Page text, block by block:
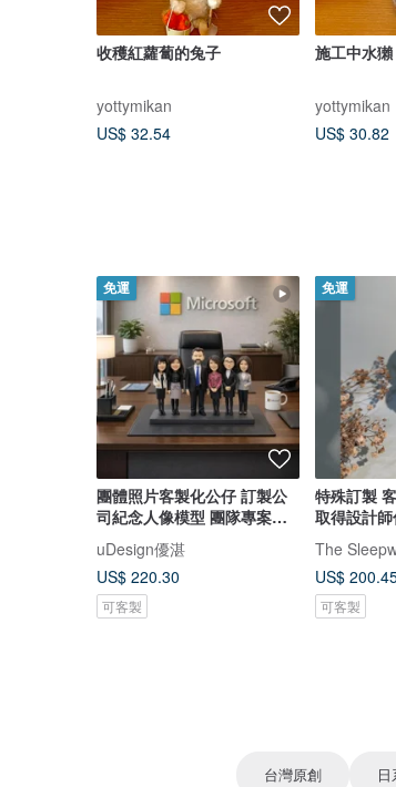
收穫紅蘿蔔的兔子
yottymikan
US$ 32.54
施工中水獺
yottymikan
US$ 30.82
免運
團體照片客製化公仔 訂製公
司紀念人像模型 團隊專案紀
念送禮推
uDesign優湛
US$ 220.30
可客製
免運
特殊訂製
取得設計
單】
The
US$
可客製
台灣原創